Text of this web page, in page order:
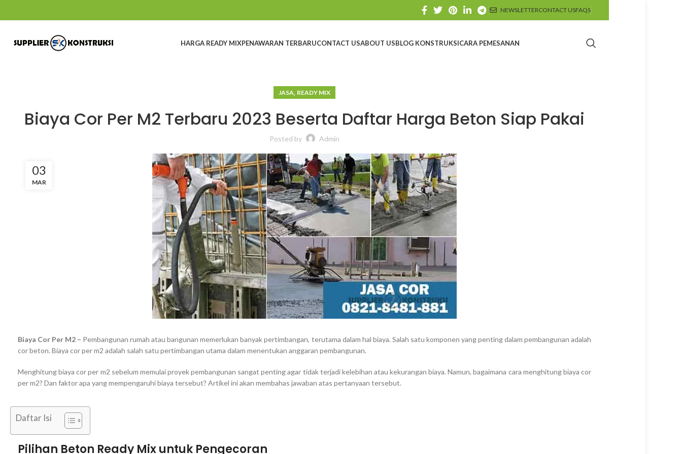
NEWSLETTERCONTACT USFAQS
HARGA READY MIXPENAWARAN TERBARUCONTACT USABOUT USBLOG KONSTRUKSICARA PEMESANAN
JASA, READY MIX
Biaya Cor Per M2 Terbaru 2023 Beserta Daftar Harga Beton Siap Pakai
Posted by Admin
03
MAR
Biaya Cor Per M2 – Pembangunan rumah atau bangunan memerlukan banyak pertimbangan, terutama dalam hal biaya. Salah satu komponen yang penting dalam pembangunan adalah
cor beton. Biaya cor per m2 adalah salah satu pertimbangan utama dalam menentukan anggaran pembangunan.
Menghitung biaya cor per m2 sebelum memulai proyek pembangunan sangat penting agar tidak terjadi kelebihan atau kekurangan biaya. Namun, bagaimana cara menghitung biaya cor
per m2? Dan faktor apa yang mempengaruhi biaya tersebut? Artikel ini akan membahas jawaban atas pertanyaan tersebut.
Daftar Isi
Pilihan Beton Ready Mix untuk Pengecoran